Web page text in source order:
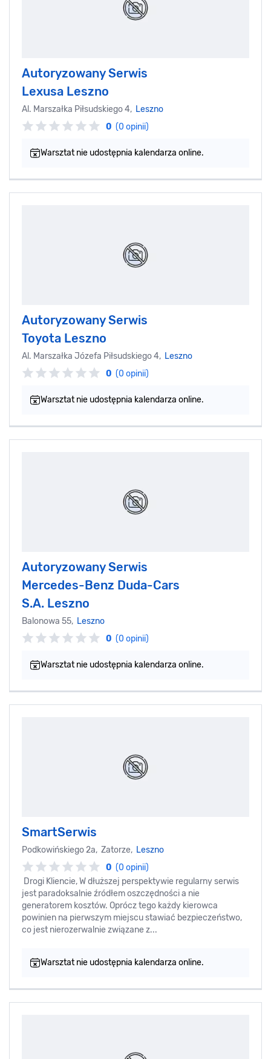
Autoryzowany Serwis
Lexusa Leszno
Al. Marszałka Piłsudskiego 4, Leszno
0 (0 opinii)
Warsztat nie udostępnia kalendarza online.
Autoryzowany Serwis
Toyota Leszno
Al. Marszałka Józefa Piłsudskiego 4, Leszno
0 (0 opinii)
Warsztat nie udostępnia kalendarza online.
Autoryzowany Serwis
Mercedes-Benz Duda-Cars
S.A. Leszno
Balonowa 55, Leszno
0 (0 opinii)
Warsztat nie udostępnia kalendarza online.
SmartSerwis
Podkowińskiego 2a, Zatorze, Leszno
0 (0 opinii)
Drogi Kliencie, W dłuższej perspektywie regularny serwis
jest paradoksalnie źródłem oszczędności a nie
generatorem kosztów. Oprócz tego każdy kierowca
powinien na pierwszym miejscu stawiać bezpieczeństwo,
co jest nierozerwalnie związane z...
Warsztat nie udostępnia kalendarza online.